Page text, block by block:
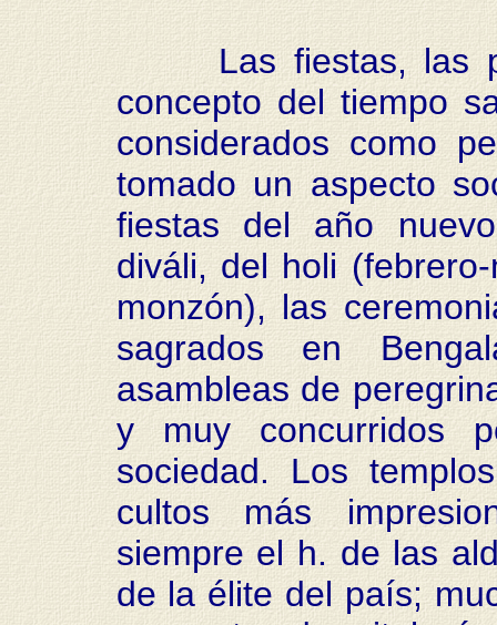
Las fiestas, las
concepto del tiempo
considerados como
tomado un aspecto
fiestas del año
diváli, del holi
monzón), las
sagrados en
asambleas de
y muy concurridos
sociedad. Los
cultos más
siempre el h. de las
de la élite del país;